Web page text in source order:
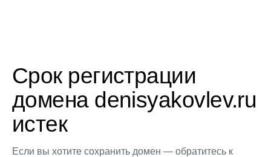
Срок регистрации
домена denisyakovlev.ru
истек
Если вы хотите сохранить домен — обратитесь к